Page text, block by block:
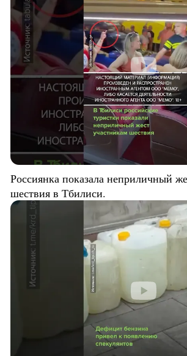
Россиянка показала неприличный
шествия в Тбилиси.